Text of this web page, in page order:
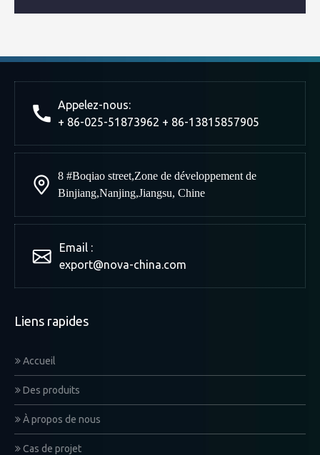
Appelez-nous:
+ 86-025-51873962 + 86-13815857905
8 #Boqiao street,Zone de développement de
Binjiang,Nanjing,Jiangsu, Chine
Email :
export@nova-china.com
Liens rapides
Accueil
Des produits
À propos de nous
Cas de projet